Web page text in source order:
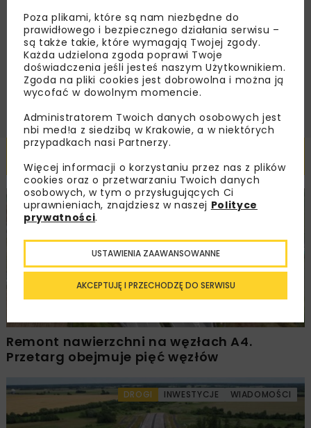
Regulaminemoraz wyrażam zgodę na otrzymywanie na
podany przeze mnie adres e-mail korespondencji
handlowej w postaci newslettera.
ZAPISZ MNIE
Powiązane artykuły
DROGI INWESTYCJE WIADOMOŚCI
Remont nawierzchni na węzłach A4.
Przetarg obejmuje pięć węzłów
DROGI INWESTYCJE WIADOMOŚCI
Poza plikami, które są nam niezbędne do
prawidłowego i bezpiecznego działania serwisu –
są także takie, które wymagają Twojej zgody.
Każda udzielona zgoda poprawi Twoje
doświadczenia jeśli jesteś naszym Użytkownikiem.
Zgoda na pliki cookies jest dobrowolna i można ją
wycofać w dowolnym momencie.
Administratorem Twoich danych osobowych jest
nbi med!a z siedzibą w Krakowie, a w niektórych
przypadkach nasi Partnerzy.
Więcej informacji o korzystaniu przez nas z plików
cookies oraz o przetwarzaniu Twoich danych
osobowych, w tym o przysługujących Ci
uprawnieniach, znajdziesz w naszej Polityce
prywatności.
AKCEPTUJĘ I PRZECHODZĘ DO SERWISU
USTAWIENIA ZAAWANSOWANNE